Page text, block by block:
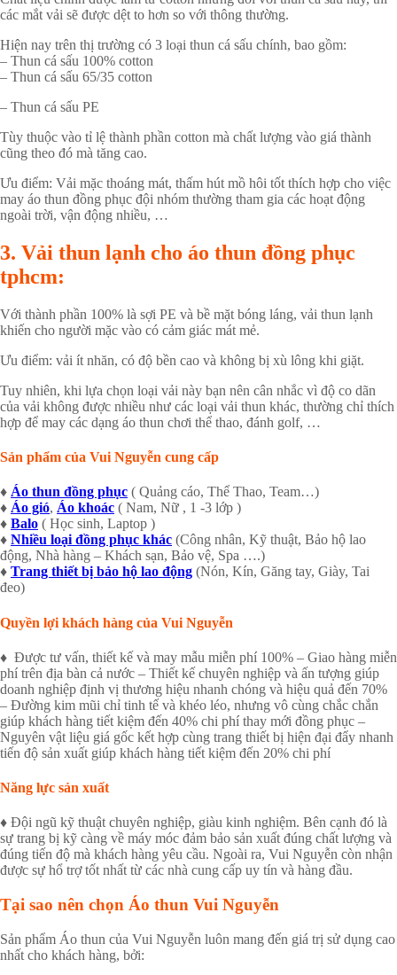
các mắt vải sẽ được dệt to hơn so với thông thường.
Hiện nay trên thị trường có 3 loại thun cá sấu chính, bao gồm:
– Thun cá sấu 100% cotton
– Thun cá sấu 65/35 cotton
– Thun cá sấu PE
Tùy thuộc vào tỉ lệ thành phần cotton mà chất lượng vào giá thành
cũng theo đó mà tăng cao.
Ưu điểm: Vải mặc thoáng mát, thấm hút mồ hôi tốt thích hợp cho việc
may áo thun đồng phục đội nhóm thường tham gia các hoạt động
ngoài trời, vận động nhiều, …
3. Vải thun lạnh cho áo thun đồng phục
tphcm:
Với thành phần 100% là sợi PE và bề mặt bóng láng, vải thun lạnh
khiến cho người mặc vào có cảm giác mát mẻ.
Ưu điểm: vải ít nhăn, có độ bền cao và không bị xù lông khi giặt.
Tuy nhiên, khi lựa chọn loại vải này bạn nên cân nhắc vì độ co dãn
của vải không được nhiều như các loại vải thun khác, thường chỉ thích
hợp để may các dạng áo thun chơi thể thao, đánh golf, …
Sản phẩm của Vui Nguyễn cung cấp
♦ Áo thun đồng phục ( Quảng cáo, Thể Thao, Team…)
♦ Áo gió, Áo khoác ( Nam, Nữ , 1 -3 lớp )
♦ Balo ( Học sinh, Laptop )
♦ Nhiều loại đồng phục khác (Công nhân, Kỹ thuật, Bảo hộ lao
động, Nhà hàng – Khách sạn, Bảo vệ, Spa ….)
♦ Trang thiết bị bảo hộ lao động (Nón, Kín, Găng tay, Giày, Tai
đeo)
Quyền lợi khách hàng của Vui Nguyễn
♦ Được tư vấn, thiết kế và may mẫu miễn phí 100% – Giao hàng miễn
phí trên địa bàn cả nước – Thiết kế chuyên nghiệp và ấn tượng giúp
doanh nghiệp định vị thương hiệu nhanh chóng và hiệu quả đến 70%
– Đường kim mũi chỉ tinh tế và khéo léo, nhưng vô cùng chắc chắn
giúp khách hàng tiết kiệm đến 40% chi phí thay mới đồng phục –
Nguyên vật liệu giá gốc kết hợp cùng trang thiết bị hiện đại đẩy nhanh
tiến độ sản xuất giúp khách hàng tiết kiệm đến 20% chi phí
Năng lực sản xuất
♦ Đội ngũ kỹ thuật chuyên nghiệp, giàu kinh nghiệm. Bên cạnh đó là
sự trang bị kỹ càng về máy móc đảm bảo sản xuất đúng chất lượng và
đúng tiến độ mà khách hàng yêu cầu. Ngoài ra, Vui Nguyễn còn nhận
được sự hổ trợ tốt nhất từ các nhà cung cấp uy tín và hàng đầu.
Tại sao nên chọn Áo thun Vui Nguyễn
Sản phẩm Áo thun của Vui Nguyễn luôn mang đến giá trị sử dụng cao
nhất cho khách hàng, bởi: